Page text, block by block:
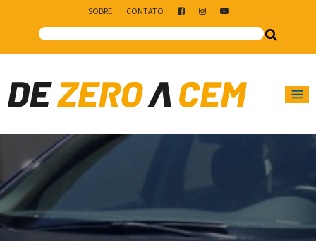
SOBRE CONTATO
Main Navigation